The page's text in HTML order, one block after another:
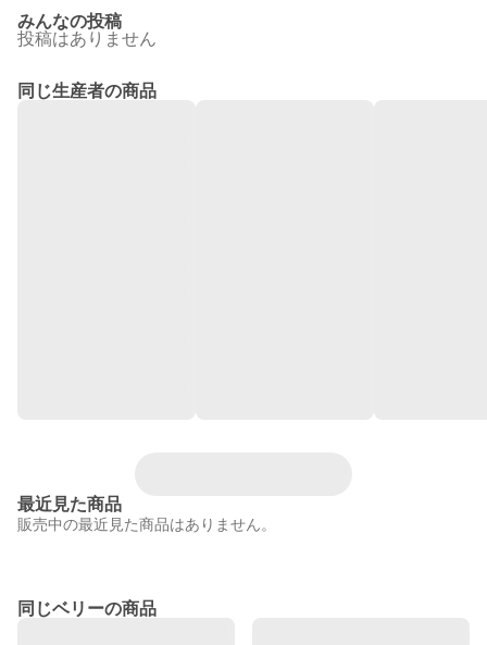
みんなの投稿
投稿はありません
同じ生産者の商品
最近見た商品
販売中の最近見た商品はありません。
同じベリーの商品